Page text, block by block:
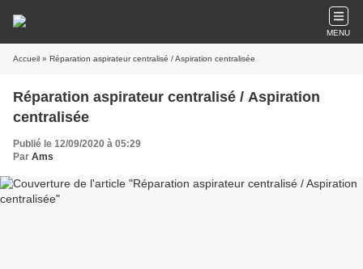
MENU
Accueil » Réparation aspirateur centralisé / Aspiration centralisée
Réparation aspirateur centralisé / Aspiration
centralisée
Publié le 12/09/2020 à 05:29
Par Ams